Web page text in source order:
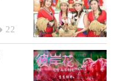
22